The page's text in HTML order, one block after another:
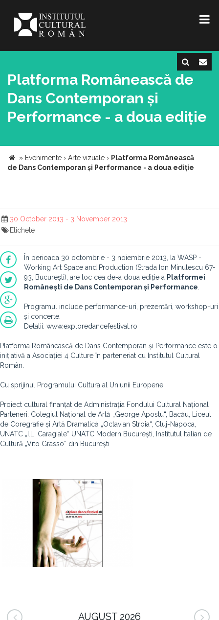
Platforma Românească de
Dans Contemporan și
Performance - a doua ediție
» Evenimente › Arte vizuale › Platforma Românească
de Dans Contemporan și Performance - a doua ediție
30 October 2013 - 3 November 2013
Etichete
În perioada 30 octombrie - 3 noiembrie 2013, la WASP -
Working Art Space and Production (Strada Ion Minulescu 67-
93, București), are loc cea de-a doua ediție a Platformei
Românești de Dans Contemporan și Performance
Programul include performance-uri, prezentări, workshop-uri
și concerte.
Detalii: www.exploredancefestival.ro
Platforma Românească de Dans Contemporan și Performance este o
inițiativă a Asociației 4 Culture în parteneriat cu Institutul Cultural
Român.
Cu sprijinul Programului Cultura al Uniunii Europene
Proiect cultural finanțat de Administrația Fondului Cultural Național
Parteneri: Colegiul Național de Artă „George Apostu“, Bacău, Liceul
de Coregrafie și Artă Dramatică „Octavian Stroia“, Cluj-Napoca,
UNATC „I.L. Caragiale“ UNATC Modern București, Institutul Italian de
Cultură „Vito Grasso“ din București
AUGUST 2026